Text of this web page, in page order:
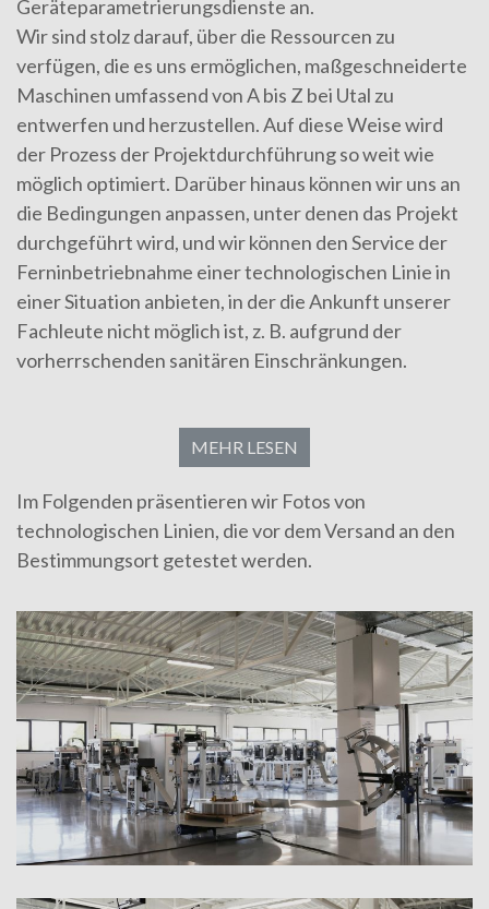
Geräteparametrierungsdienste an.
Wir sind stolz darauf, über die Ressourcen zu
verfügen, die es uns ermöglichen, maßgeschneiderte
Maschinen umfassend von A bis Z bei Utal zu
entwerfen und herzustellen. Auf diese Weise wird
der Prozess der Projektdurchführung so weit wie
möglich optimiert. Darüber hinaus können wir uns an
die Bedingungen anpassen, unter denen das Projekt
durchgeführt wird, und wir können den Service der
Ferninbetriebnahme einer technologischen Linie in
einer Situation anbieten, in der die Ankunft unserer
Fachleute nicht möglich ist, z. B. aufgrund der
vorherrschenden sanitären Einschränkungen.
MEHR LESEN
Im Folgenden präsentieren wir Fotos von
technologischen Linien, die vor dem Versand an den
Bestimmungsort getestet werden.